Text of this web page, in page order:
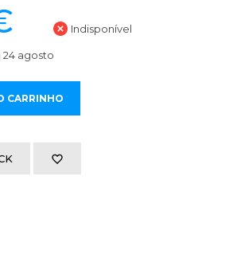
Indisponível
24 agosto
CARRINHO